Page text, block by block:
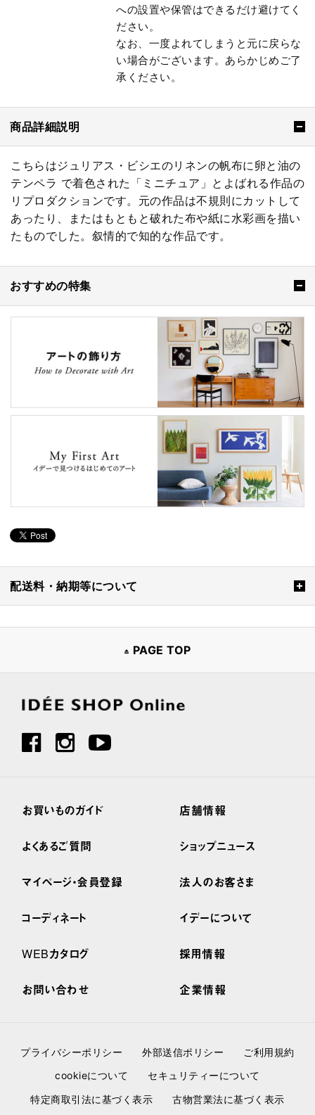
への設置や保管はできるだけ避けてく
ださい。
なお、一度よれてしまうと元に戻らな
い場合がございます。あらかじめご了
承ください。
商品詳細説明
こちらはジュリアス・ビシエのリネンの帆布に卵と油の
テンペラ で着色された「ミニチュア」とよばれる作品の
リプロダクションです。元の作品は不規則にカットして
あったり、またはもともと破れた布や紙に水彩画を描い
たものでした。叙情的で知的な作品です。
おすすめの特集
配送料・納期等について
PAGE TOP
お買いものガイド
よくあるご質問
マイページ・会員登録
コーディネート
WEBカタログ
お問い合わせ
店舗情報
ショップニュース
法人のお客さま
イデーについて
採用情報
企業情報
プライバシーポリシー 外部送信ポリシー
ご利用規約
cookieについて
セキュリティーについて
特定商取引法に基づく表示
古物営業法に基づく表示